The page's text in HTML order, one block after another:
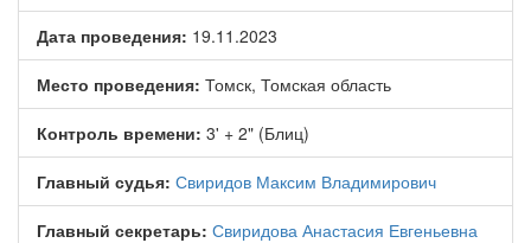
Дата проведения: 19.11.2023
Место проведения: Томск, Томская область
Контроль времени: 3' + 2" (Блиц)
Главный судья: Свиридов Максим Владимирович
Главный секретарь: Свиридова Анастасия Евгеньевна